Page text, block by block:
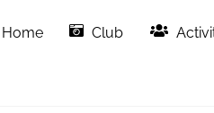
Home Club